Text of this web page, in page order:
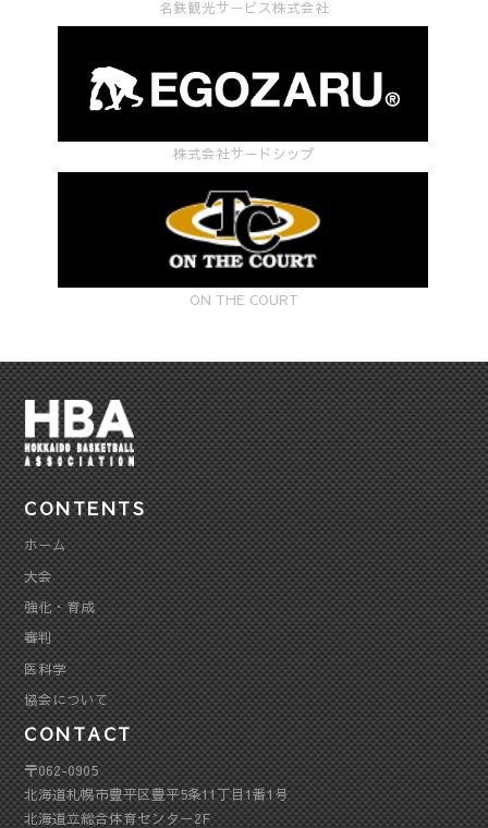
名鉄観光サービス株式会社
株式会社サードシップ
ON THE COURT
CONTENTS
ホーム
大会
強化・育成
審判
医科学
協会について
CONTACT
〒062-0905
北海道札幌市豊平区豊平5条11丁目1番1号
北海道立総合体育センター2F